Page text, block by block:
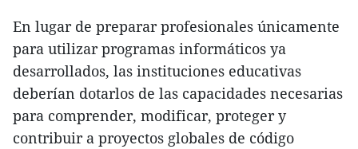
En lugar de preparar profesionales únicamente
para utilizar programas informáticos ya
desarrollados, las instituciones educativas
deberían dotarlos de las capacidades necesarias
para comprender, modificar, proteger y
contribuir a proyectos globales de código